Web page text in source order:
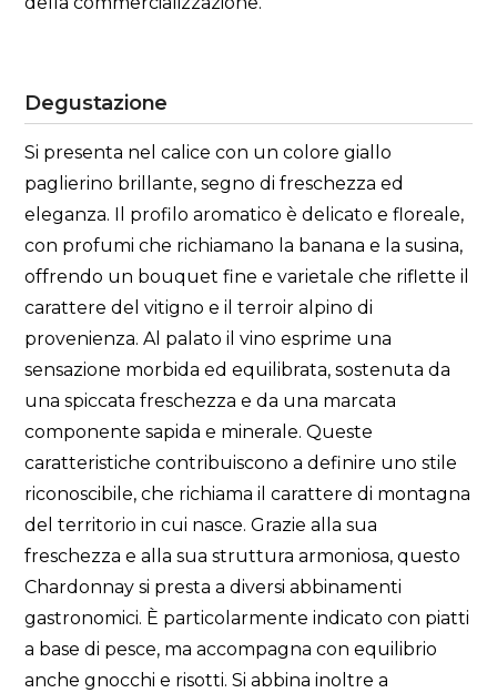
Degustazione
Si presenta nel calice con un colore giallo
paglierino brillante, segno di freschezza ed
eleganza. Il profilo aromatico è delicato e floreale,
con profumi che richiamano la banana e la susina,
offrendo un bouquet fine e varietale che riflette il
carattere del vitigno e il terroir alpino di
provenienza. Al palato il vino esprime una
sensazione morbida ed equilibrata, sostenuta da
una spiccata freschezza e da una marcata
componente sapida e minerale. Queste
caratteristiche contribuiscono a definire uno stile
riconoscibile, che richiama il carattere di montagna
del territorio in cui nasce. Grazie alla sua
freschezza e alla sua struttura armoniosa, questo
Chardonnay si presta a diversi abbinamenti
gastronomici. È particolarmente indicato con piatti
a base di pesce, ma accompagna con equilibrio
anche gnocchi e risotti. Si abbina inoltre a